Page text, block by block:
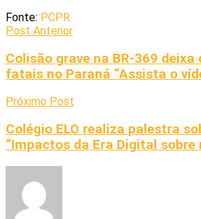
Fonte: PCPR
Post Anterior
Colisão grave na BR-369
fatais no Paraná “Assista o
Próximo Post
Colégio ELO realiza palestra
“Impactos da Era Digital sobre